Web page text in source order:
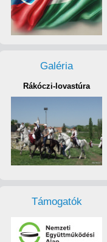
Galéria
Rákóczi-lovastúra
Támogatók